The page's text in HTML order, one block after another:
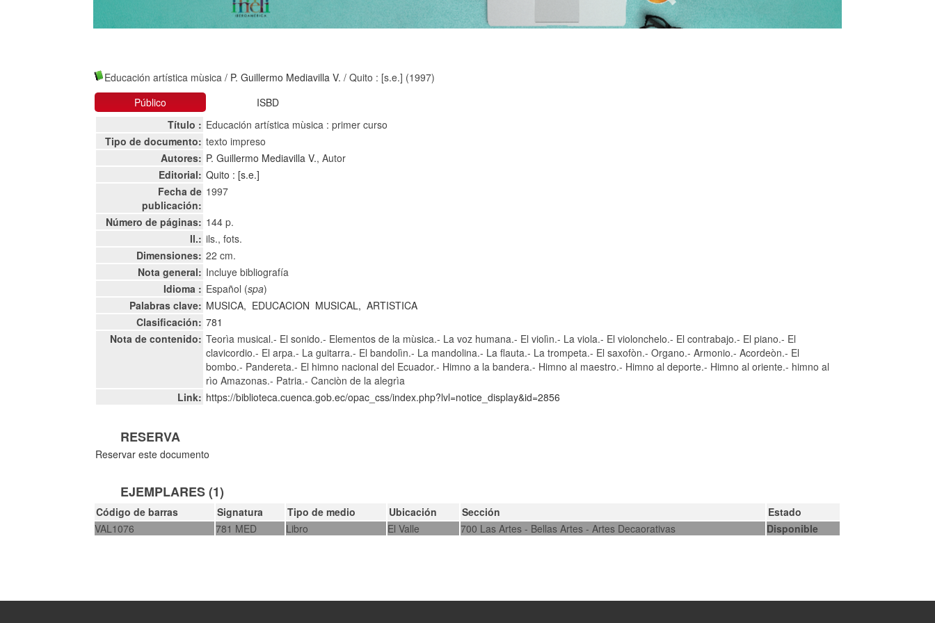
Educación artística mùsica / P. Guillermo Mediavilla V. / Quito : [s.e.] (1997)
Público
ISBD
Título : Educación artística mùsica : primer curso
Tipo de documento: texto impreso
Autores: P. Guillermo Mediavilla V., Autor
Editorial: Quito : [s.e.]
Fecha de
publicación:
1997
Número de páginas: 144 p.
Il.: ils., fots.
Dimensiones: 22 cm.
Nota general: Incluye bibliografía
Idioma : Español (spa)
Palabras clave: MUSICA, EDUCACION MUSICAL, ARTISTICA
Clasificación: 781
Nota de contenido: Teorìa musical.- El sonido.- Elementos de la mùsica.- La voz humana.- El violìn.- La viola.- El violonchelo.- El contrabajo.- El piano.- El
clavicordio.- El arpa.- La guitarra.- El bandolìn.- La mandolina.- La flauta.- La trompeta.- El saxofòn.- Organo.- Armonio.- Acordeòn.- El
bombo.- Pandereta.- El himno nacional del Ecuador.- Himno a la bandera.- Himno al maestro.- Himno al deporte.- Himno al oriente.- himno al
rìo Amazonas.- Patria.- Canciòn de la alegrìa
Link: https://biblioteca.cuenca.gob.ec/opac_css/index.php?lvl=notice_display&id=2856
RESERVA
Reservar este documento
EJEMPLARES (1)
Código de barras Signatura Tipo de medio Ubicación Sección
Estado
VAL1076
781 MED Libro El Valle 700 Las Artes - Bellas Artes - Artes Decaorativas Disponible